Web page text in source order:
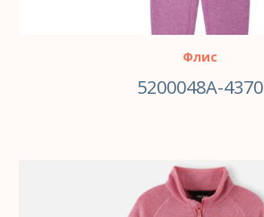
Флис
5200048A-4370